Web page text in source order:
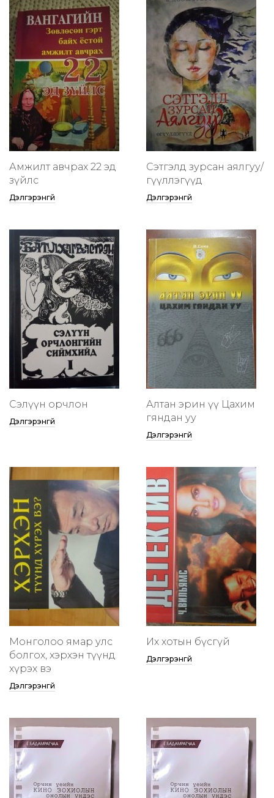
Амжилт авчрах 22 эд
зүйлс
Дэлгэрэнгүй
Сэтгэлд зурсан аялгуу/
өгүүллэгүүд
Дэлгэрэнгүй
Сэлүүн орчлон
Дэлгэрэнгүй
Алтан эрин үү Цахим
гяндан уу
Дэлгэрэнгүй
Монголоо ямар улс
болгох, хэрхэн түүнд
хүрэх вэ
Дэлгэрэнгүй
Их хотын бүсгүй
Дэлгэрэнгүй